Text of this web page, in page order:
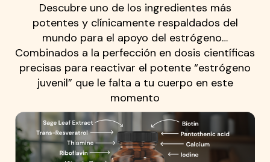
Descubre uno de los ingredientes más
potentes y clínicamente respaldados del
mundo para el apoyo del estrógeno…
Combinados a la perfección en dosis científicas
precisas para reactivar el potente “estrógeno
juvenil” que le falta a tu cuerpo en este
momento